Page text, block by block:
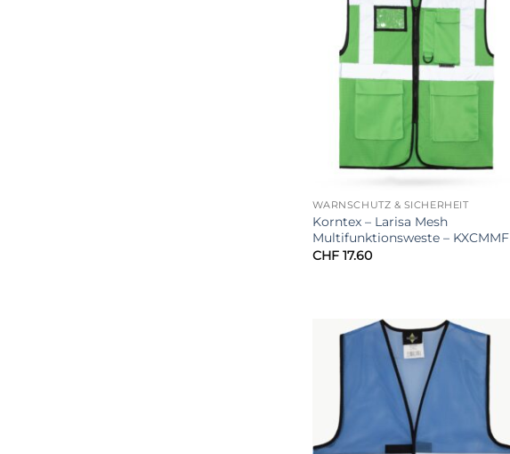
WARNSCHUTZ & SICHERHEIT
Korntex – Larisa Mesh
Multifunktionsweste – KXCMMF
CHF17.60